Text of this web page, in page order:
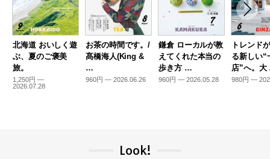
北海道 おいしく遊
ぶ、夏のご褒美
旅。
1,250円 —
2026.07.28
お茶の時間です。/
髙橋海人(King &
…
960円 — 2026.06.26
鎌倉 ローカルが教
えてくれた本当の
歩き方 …
960円 — 2026.05.28
トレンド
る新しい“
店”へ。
980円 —
Look!